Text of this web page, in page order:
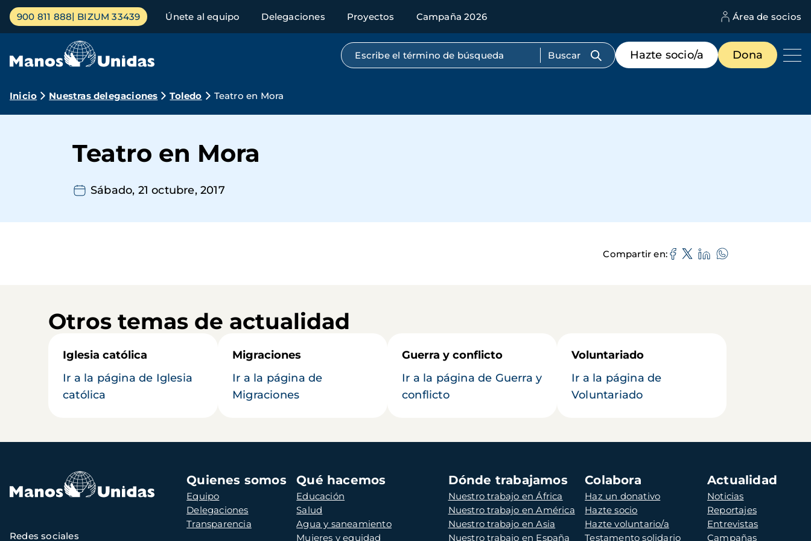
Pasar
contenido
Menú
principal
900 811 888 BIZUM 33439 Únete al equipo Delegaciones Proyectos Campaña 2026 Área de socios
Búsqueda por texto completo
Menú
de
destacados
Hazte socio/a Dona
Ruta
navegación
Inicio Nuestras delegaciones Toledo Teatro en Mora
Teatro en Mora
Sábado, 21 octubre, 2017
Compartir en
Otros temas de actualidad
Iglesia católica
Ir a la página de Iglesia
católica
Migraciones
Ir a la página de
Migraciones
Guerra y conflicto
Ir a la página de Guerra y
conflicto
Voluntariado
Ir a la página de
Voluntariado
Navegación
principal
Quienes somos
Equipo
Delegaciones
Transparencia
Qué hacemos
Educación
Salud
Agua y saneamiento
Mujeres y equidad
Dónde trabajamos
Nuestro trabajo en África
Nuestro trabajo en América
Nuestro trabajo en Asia
Nuestro trabajo en España
Colabora
Haz un donativo
Hazte socio
Hazte voluntario/a
Testamento solidario
Actualidad
Noticias
Reportajes
Entrevistas
Campañas
Redes sociales